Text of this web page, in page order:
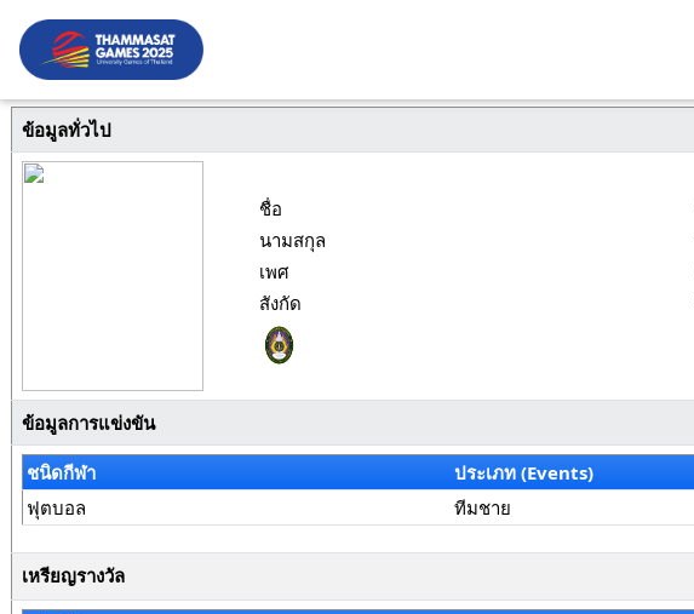
ข้อมูลทั่วไป
ชื่อ
นามสกุล
เพศ
สังกัด
ข้อมูลการแข่งขัน
ชนิดกีฬา
ประเภท (Events)
ฟุตบอล
ทีมชาย
เหรียญรางวัล